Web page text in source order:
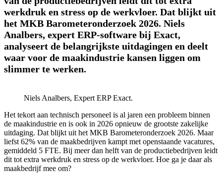
werkdruk en stress op de werkvloer. Dat blijkt uit
het MKB Barometeronderzoek 2026. Niels
Analbers, expert ERP-software bij Exact,
analyseert de belangrijkste uitdagingen en deelt
waar voor de maakindustrie kansen liggen om
slimmer te werken.
Niels Analbers, Expert ERP Exact.
Het tekort aan technisch personeel is al jaren een probleem binnen
de maakindustrie en is ook in 2026 opnieuw de grootste zakelijke
uitdaging. Dat blijkt uit het MKB Barometeronderzoek 2026. Maar
liefst 62% van de maakbedrijven kampt met openstaande vacatures,
gemiddeld 5 FTE. Bij meer dan helft van de productiebedrijven leidt
dit tot extra werkdruk en stress op de werkvloer. Hoe ga je daar als
maakbedrijf mee om?